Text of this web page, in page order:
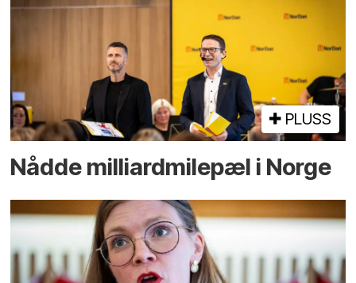
PLUSS
Nådde milliard­­milepæl i Norge